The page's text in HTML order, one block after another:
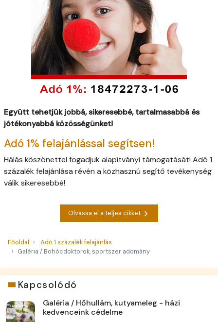
Együtt tehetjük jobbá, sikeresebbé, tartalmasabbá és
jótékonyabbá közösségünket!
Adó 1% felajánlással segítsen!
Hálás köszönettel fogadjuk alapítványi támogatását! Adó 1
százalék felajánlása révén a közhasznú segítő tevékenység
válik sikeresebbé!
Olvassa el a teljes cikket
Főoldal
Adó 1 százalék felajánlás
Galéria / Bohócdoktorok, sportszer adomány
Kapcsolódó
Galéria / Hőhullám, kutyameleg - házi
kedvenceink cédelme